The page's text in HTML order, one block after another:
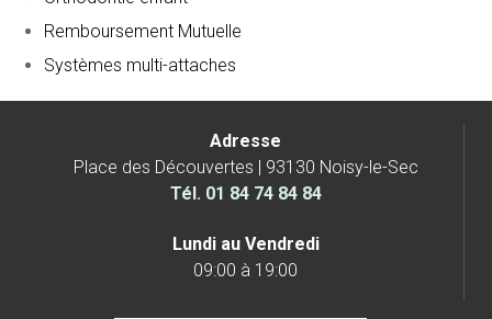
Remboursement Mutuelle
Systèmes multi-attaches
Adresse
Place des Découvertes | 93130 Noisy-le-Sec
Tél. 01 84 74 84 84
Lundi au Vendredi
09:00 à 19:00